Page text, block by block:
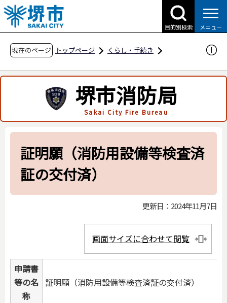
こ
の
ペ
の
で
目的別検索 メニュー
現在のページ トップページ
くらし・手続き
申請・届出用紙
消防用設備等関係（着工・設計・設置・特例申
請・性能規定）
証明願（消防用設備等検査済証の交付済）
堺市消防局
Sakai City Fire Bureau
証明願（消防用設備等検査済
証の交付済）
更新日：2024年11月7日
画面サイズに合わせて閲覧
申請書
等の名
称
証明願（消防用設備等検査済証の交付済）